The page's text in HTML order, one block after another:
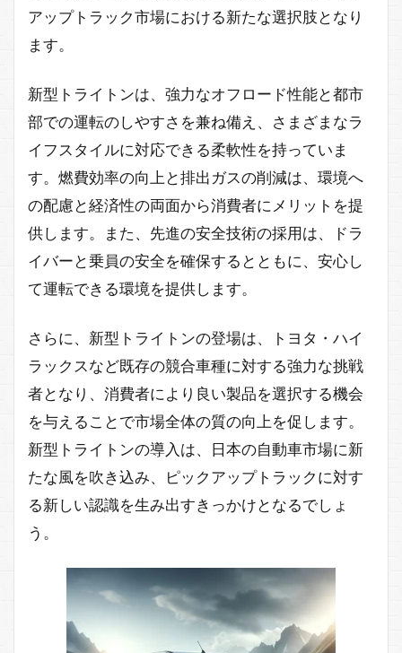
アップトラック市場における新たな選択肢となり
ます。
新型トライトンは、強力なオフロード性能と都市
部での運転のしやすさを兼ね備え、さまざまなラ
イフスタイルに対応できる柔軟性を持っていま
す。燃費効率の向上と排出ガスの削減は、環境へ
の配慮と経済性の両面から消費者にメリットを提
供します。また、先進の安全技術の採用は、ドラ
イバーと乗員の安全を確保するとともに、安心し
て運転できる環境を提供します。
さらに、新型トライトンの登場は、トヨタ・ハイ
ラックスなど既存の競合車種に対する強力な挑戦
者となり、消費者により良い製品を選択する機会
を与えることで市場全体の質の向上を促します。
新型トライトンの導入は、日本の自動車市場に新
たな風を吹き込み、ピックアップトラックに対す
る新しい認識を生み出すきっかけとなるでしょ
う。